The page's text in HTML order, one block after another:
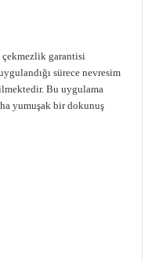
çekmezlik garantisi
sürece nevresim
Bu uygulama
yumuşak bir dokunuş